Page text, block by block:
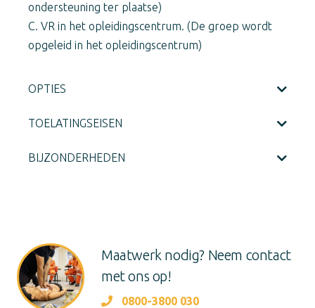
ondersteuning ter plaatse)
C. VR in het opleidingscentrum. (De groep wordt
opgeleid in het opleidingscentrum)
OPTIES
TOELATINGSEISEN
BIJZONDERHEDEN
Maatwerk nodig? Neem contact
met ons op!
0800-3800 030